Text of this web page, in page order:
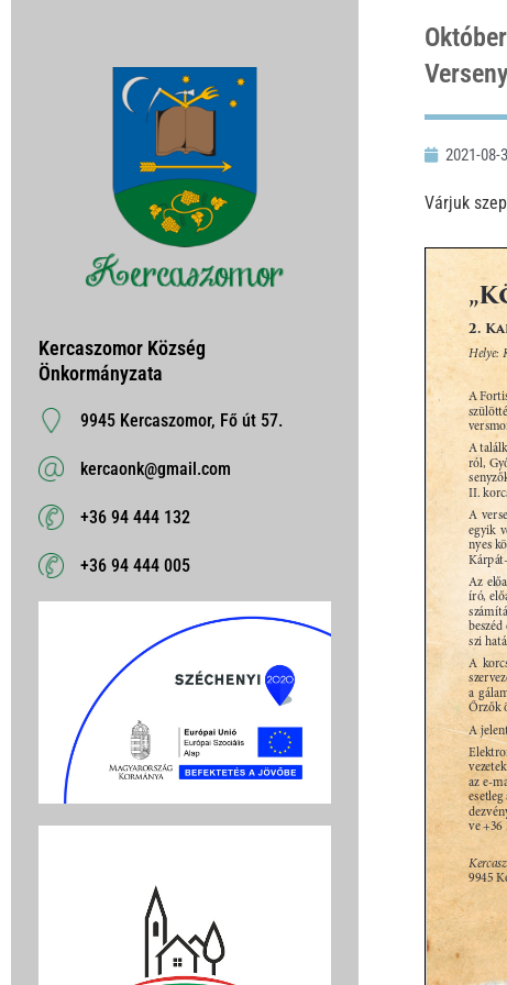
Kercaszomor Község
Önkormányzata
9945 Kercaszomor, Fő út 57.
kercaonk@gmail.com
+36 94 444 132
+36 94 444 005
Verseny
2021-08-
Várjuk